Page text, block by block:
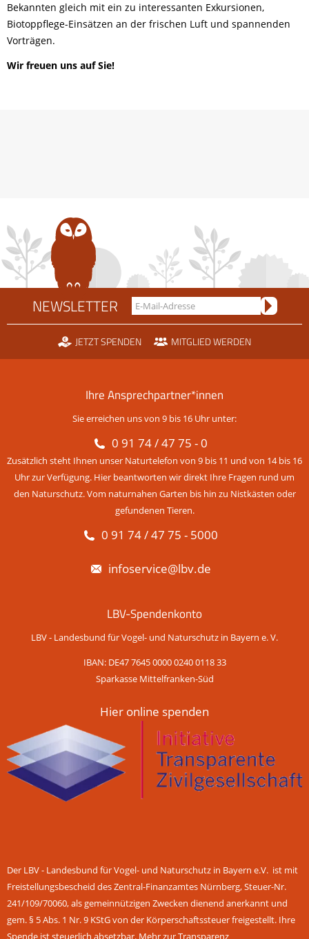
Bekannten gleich mit ein zu interessanten Exkursionen,
Biotoppflege-Einsätzen an der frischen Luft und spannenden
Vorträgen.
Wir freuen uns auf Sie!
NEWSLETTER
JETZT SPENDEN MITGLIED WERDEN
Ihre Ansprechpartner*innen
Sie erreichen uns von 9 bis 16 Uhr unter:
0 91 74 / 47 75 - 0
Zusätzlich steht Ihnen unser Naturtelefon von 9 bis 11 und von 14 bis 16
Uhr zur Verfügung. Hier beantworten wir direkt Ihre Fragen rund um
den Naturschutz. Vom naturnahen Garten bis hin zu Nistkästen oder
gefundenen Tieren.
0 91 74 / 47 75 - 5000
infoservice@lbv.de
LBV-Spendenkonto
LBV - Landesbund für Vogel- und Naturschutz in Bayern e. V.
IBAN: DE47 7645 0000 0240 0118 33
Sparkasse Mittelfranken-Süd
Hier online spenden
Der LBV - Landesbund für Vogel- und Naturschutz in Bayern e.V. ist mit
Freistellungsbescheid des Zentral-Finanzamtes Nürnberg, Steuer-Nr.
241/109/70060, als gemeinnützigen Zwecken dienend anerkannt und
gem. § 5 Abs. 1 Nr. 9 KStG von der Körperschaftssteuer freigestellt. Ihre
Spende ist steuerlich absetzbar. Mehr zur Transparenz